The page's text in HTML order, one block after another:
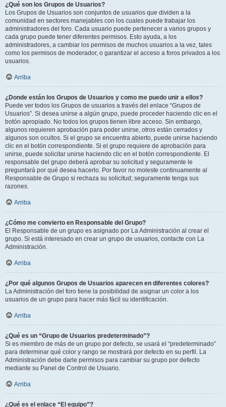
¿Qué son los Grupos de Usuarios?
Los Grupos de Usuarios son conjuntos de usuarios que dividen a la
comunidad en sectores manejables con los cuales puede trabajar los
administradores del foro. Cada usuario puede pertenecer a varios grupos y
cada grupo puede tener diferentes permisos. Esto ayuda, a los
administradores, a cambiar los permisos de muchos usuarios a la vez, tales
como los permisos de moderador, o garantizar el acceso a foros privados a los
usuarios.
Arriba
¿Donde están los Grupos de Usuarios y como me puedo unir a ellos?
Puede ver todos los Grupos de usuarios a través del enlace “Grupos de
Usuarios”. Si desea unirse a algún grupo, puede proceder haciendo clic en el
botón apropiado. No todos los grupos tienen libre acceso. Sin embargo,
algunos requieren aprobación para poder unirse, otros están cerrados y
algunos son ocultos. Si el grupo se encuentra abierto, puede unirse haciendo
clic en el botón correspondiente. Si el grupo requiere de aprobación para
unirse, puede solicitar unirse haciendo clic en el botón correspondiente. El
responsable del grupo deberá aprobar su solicitud y seguramente le
preguntará por qué desea hacerlo. Por favor no moleste continuamente al
Responsable de Grupo si rechaza su solicitud; seguramente tenga sus
razones.
Arriba
¿Cómo me convierto en Responsable del Grupo?
El Responsable de un grupo es asignado por La Administración al crear el
grupo. Si está interesado en crear un grupo de usuarios, contacte con La
Administración.
Arriba
¿Por qué algunos Grupos de Usuarios aparecen en diferentes colores?
La Administración del foro tiene la posibilidad de asignar un color a los
usuarios de un grupo para hacer más fácil su identificación.
Arriba
¿Qué es un “Grupo de Usuarios predeterminado”?
Si es miembro de más de un grupo por defecto, se usará el “predeterminado”
para determinar qué color y rango se mostrará por defecto en su perfil. La
Administración debe darle permisos para cambiar su grupo por defecto
mediante su Panel de Control de Usuario.
Arriba
¿Qué es el enlace “El equipo”?